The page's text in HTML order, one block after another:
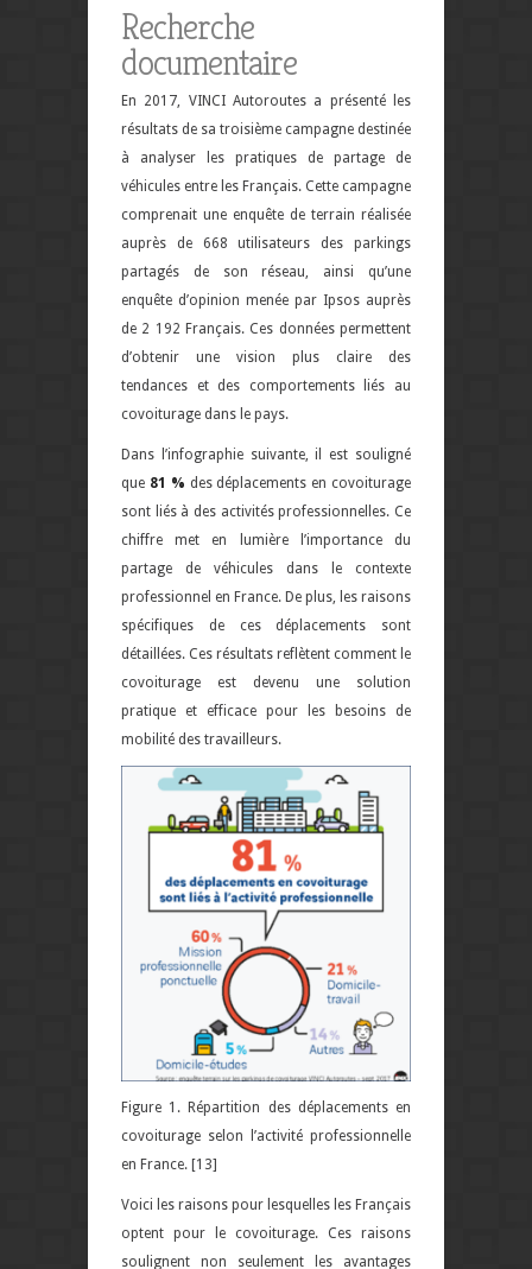
Recherche
documentaire
En 2017, VINCI Autoroutes a présenté les
résultats de sa troisième campagne destinée
à analyser les pratiques de partage de
véhicules entre les Français. Cette campagne
comprenait une enquête de terrain réalisée
auprès de 668 utilisateurs des parkings
partagés de son réseau, ainsi qu’une
enquête d’opinion menée par Ipsos auprès
de 2 192 Français. Ces données permettent
d’obtenir une vision plus claire des
tendances et des comportements liés au
covoiturage dans le pays.
Dans l’infographie suivante, il est souligné
que 81 % des déplacements en covoiturage
sont liés à des activités professionnelles. Ce
chiffre met en lumière l’importance du
partage de véhicules dans le contexte
professionnel en France. De plus, les raisons
spécifiques de ces déplacements sont
détaillées. Ces résultats reflètent comment le
covoiturage est devenu une solution
pratique et efficace pour les besoins de
mobilité des travailleurs.
Figure 1. Répartition des déplacements en
covoiturage selon l’activité professionnelle
en France. [13]
Voici les raisons pour lesquelles les Français
optent pour le covoiturage. Ces raisons
soulignent non seulement les avantages